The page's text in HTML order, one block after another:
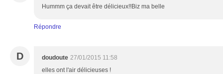
Hummm ça devait être délicieux!!Biz ma belle
Répondre
D doudoute 27/01/2015 11:58
elles ont l'air délicieuses !